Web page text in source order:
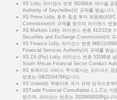
XS Ltd는 라이센스 번호 SD089로 세이셸
Authority of Seychelles)의 규제를 받습니다.
XS Prime Ltd는 호주 증권 투자 위원회
Commission)의 규제를 받으며 라이센스 번
XS Markets Ltd는 라이센스 번호 412/22로
Securities and Exchange Commission)의 규
XS Finance Ltd는 라이선스 번호 MB/21/
Financial Services Authority)의 규제를 받습
XS ZA (Pty) Ltd는 라이선스 번호 53199로
South African Financial Sector Conduct
XS 트레이드 서비스 주식회사는 모리셔스
번호는 GB25204786입니다.
XS United은 쿠웨이트 국가 규제 당국으로부
XSTrade Financial Consultation L.L.C는 아
받으며, 라이선스 번호는 20200000339입니다.